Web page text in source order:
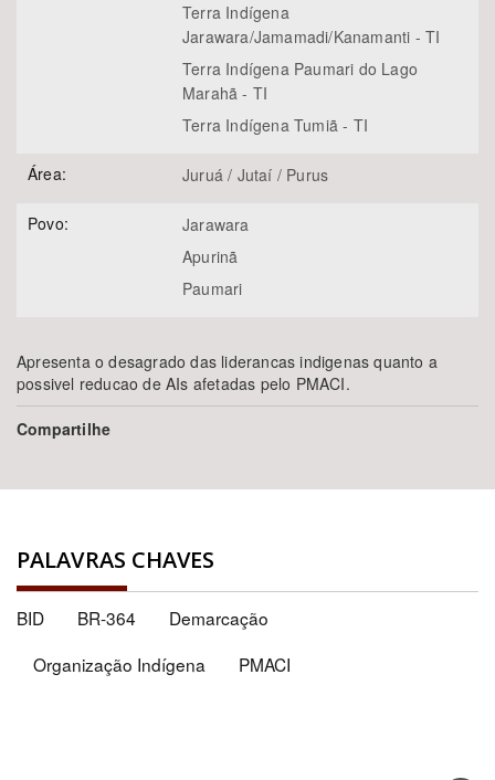
Terra Indígena
Jarawara/Jamamadi/Kanamanti - TI
Terra Indígena Paumari do Lago
Marahã - TI
Terra Indígena Tumiã - TI
Área: Juruá / Jutaí / Purus
Povo:
Jarawara
Apurinã
Paumari
Apresenta o desagrado das liderancas indigenas quanto a
possivel reducao de AIs afetadas pelo PMACI.
Compartilhe
PALAVRAS CHAVES
BID BR-364
Demarcação
Organização Indígena
PMACI